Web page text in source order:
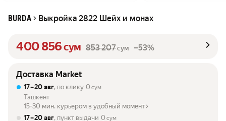
BURDA Выкройка 2822 Шейх и монах
400 856сум 853 207сум –53%
Доставка Market
17 – 20 авг, по клику 0 сум
Ташкент
15-30 мин. курьером в удобный момент
17 – 20 авг, пункт выдачи 0 сум